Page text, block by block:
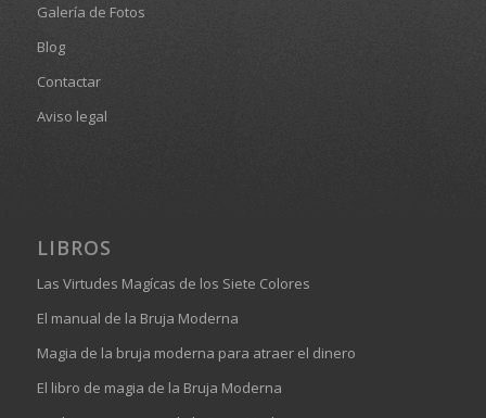
Galería de Fotos
Blog
Contactar
Aviso legal
LIBROS
Las Virtudes Magícas de los Siete Colores
El manual de la Bruja Moderna
Magia de la bruja moderna para atraer el dinero
El libro de magia de la Bruja Moderna